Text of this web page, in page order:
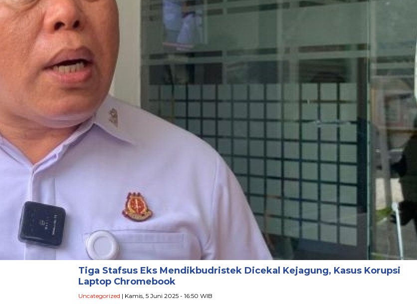
Tiga Stafsus Eks Mendikbudristek Dicekal Kejagung, Kasus Korupsi
Laptop Chromebook
Uncategorized | Kamis, 5 Juni 2025 - 16:50 WIB